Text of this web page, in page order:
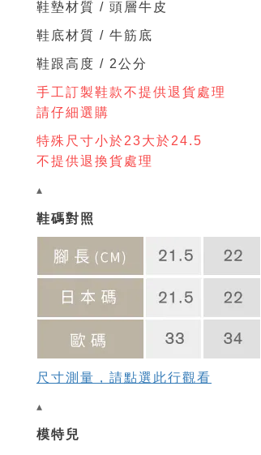
鞋墊材質 / 頭層牛 皮
鞋底材質 / 牛筋底
鞋跟高度 / 2公分
手工訂製鞋款不提供退貨處理
請仔細選購
特殊尺寸小於23大於24.5
不提供退換貨處理
▴
鞋碼對照
尺寸測量，請點選此行觀看
▴
模特兒